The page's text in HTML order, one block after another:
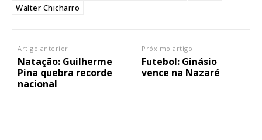
Walter Chicharro
Artigo anterior
Natação: Guilherme
Pina quebra recorde
nacional
Próximo artigo
Futebol: Ginásio
vence na Nazaré